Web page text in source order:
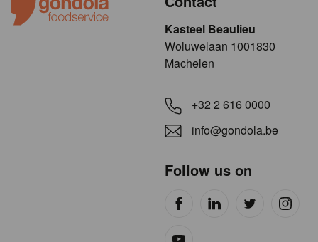
Kasteel Beaulieu
​​​Woluwelaan 1001830
Machelen
+32 2 616 0000
info@gondola.be
Follow us on